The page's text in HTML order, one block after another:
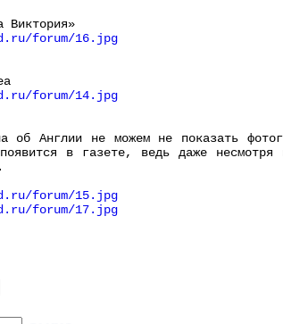
Виктория»
forum/16.jpg
forum/14.jpg
об Англии не можем не показать
в газете, ведь даже несмотря
forum/15.jpg
forum/17.jpg